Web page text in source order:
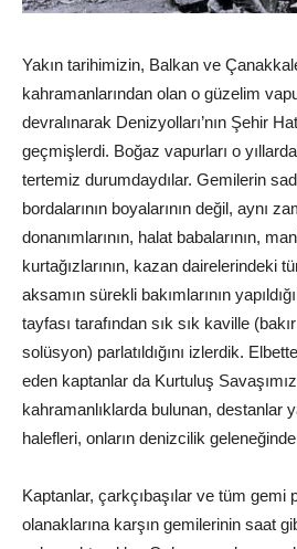
Yakın tarihimizin, Balkan ve
kahramanlarından olan o güzelim
devralınarak Denizyolları’nın Şehir
geçmişlerdi. Boğaz vapurları o yıllarda
tertemiz durumdaydılar. Gemilerin
bordalarının boyalarının değil, aynı
donanımlarının, halat babalarının,
kurtağızlarının, kazan dairelerindeki
aksamın sürekli bakımlarının
tayfası tarafından sık sık kaville
solüsyon) parlatıldığını izlerdik.
eden kaptanlar da Kurtuluş
kahramanlıklarda bulunan, destanlar
halefleri, onların denizcilik
Kaptanlar, çarkçıbaşılar ve tüm gemi
olanaklarına karşın gemilerinin saat